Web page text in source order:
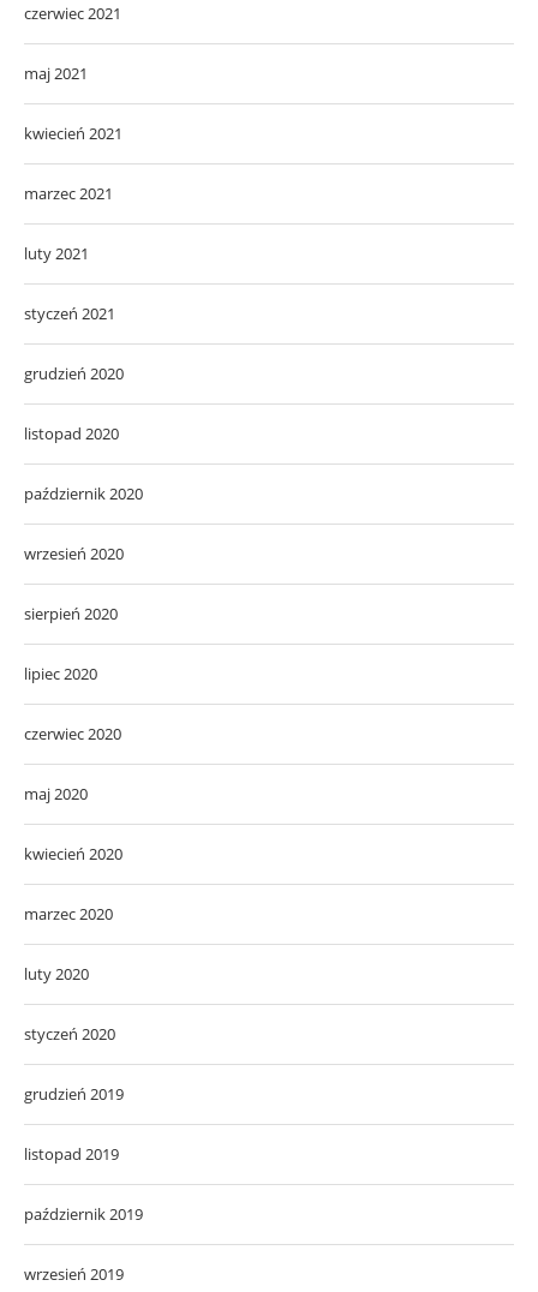
czerwiec 2021
maj 2021
kwiecień 2021
marzec 2021
luty 2021
styczeń 2021
grudzień 2020
listopad 2020
październik 2020
wrzesień 2020
sierpień 2020
lipiec 2020
czerwiec 2020
maj 2020
kwiecień 2020
marzec 2020
luty 2020
styczeń 2020
grudzień 2019
listopad 2019
październik 2019
wrzesień 2019